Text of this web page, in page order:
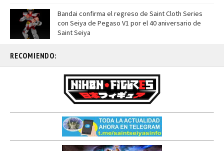
Bandai confirma el regreso de Saint Cloth Series
con Seiya de Pegaso V1 por el 40 aniversario de
Saint Seiya
RECOMIENDO: